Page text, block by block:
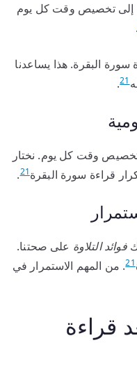
إلى تخصيص وقت كل يوم
سورة البقرة. هذا يساعدنا
21
.
وقت كل يوم. نختار
قراءة سورة البقرة21
.
فوائد التلاوة على صحتنا.
21. من المهم الاستمرار في
قراءة